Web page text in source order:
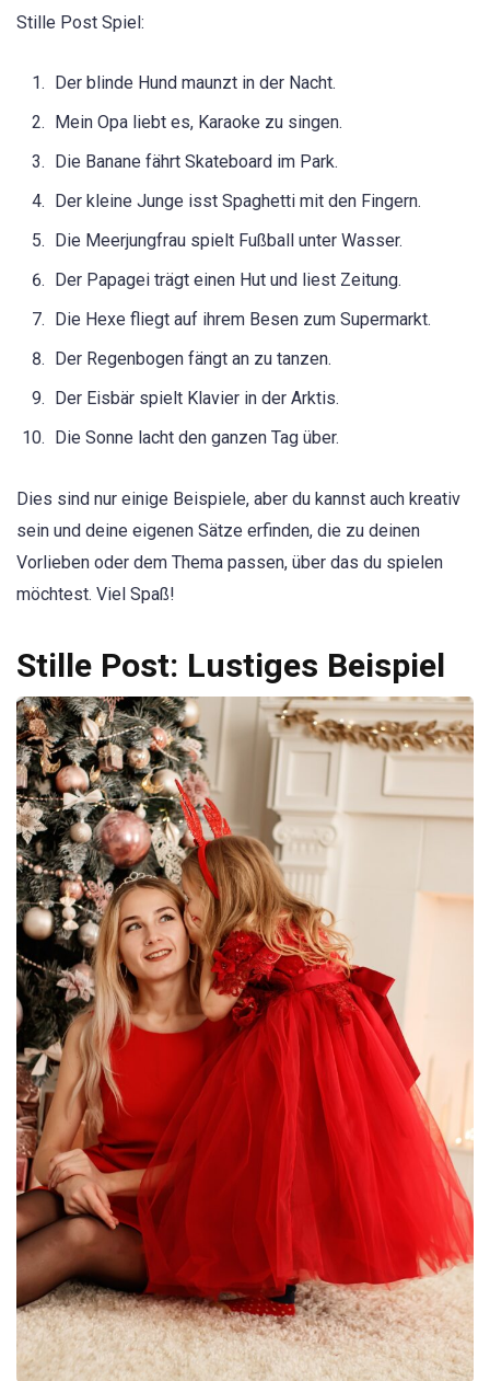
Stille Post Spiel:
Der blinde Hund maunzt in der Nacht.
Mein Opa liebt es, Karaoke zu singen.
Die Banane fährt Skateboard im Park.
Der kleine Junge isst Spaghetti mit den Fingern.
Die Meerjungfrau spielt Fußball unter Wasser.
Der Papagei trägt einen Hut und liest Zeitung.
Die Hexe fliegt auf ihrem Besen zum Supermarkt.
Der Regenbogen fängt an zu tanzen.
Der Eisbär spielt Klavier in der Arktis.
Die Sonne lacht den ganzen Tag über.
Dies sind nur einige Beispiele, aber du kannst auch kreativ
sein und deine eigenen Sätze erfinden, die zu deinen
Vorlieben oder dem Thema passen, über das du spielen
möchtest. Viel Spaß!
Stille Post: Lustiges Beispiel